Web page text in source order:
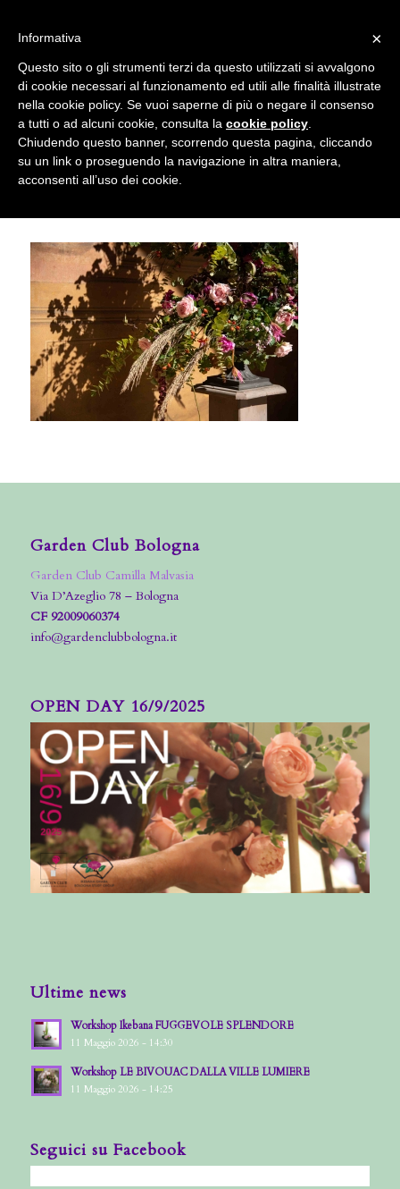
Re e regine di fiori – Omaggio a
George Smith © Marco Mercuri
Garden Club Bologna
Garden Club Camilla Malvasia
Via D’Azeglio 78 – Bologna
CF 92009060374
info@gardenclubbologna.it
OPEN DAY 16/9/2025
Ultime news
Workshop Ikebana FUGGEVOLE SPLENDORE
11 Maggio 2026 - 14:30
Workshop LE BIVOUAC DALLA VILLE LUMIERE
11 Maggio 2026 - 14:25
Seguici su Facebook
accetta l'uso dei cookies previsto nella pagina dedicata.
Fai clic per abilitare/disabilitare il tracciamento di
Google Analytics.
OK Privacy e cookie policy
×
Informativa
Questo sito o gli strumenti terzi da questo utilizzati si avvalgono
di cookie necessari al funzionamento ed utili alle finalità illustrate
nella cookie policy. Se vuoi saperne di più o negare il consenso
a tutti o ad alcuni cookie, consulta la cookie policy
Chiudendo questo banner, scorrendo questa pagina, cliccando
su un link o proseguendo la navigazione in altra maniera,
acconsenti all’uso dei cookie.